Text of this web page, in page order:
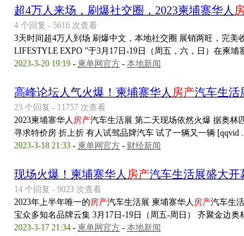
超4万人来场，刷爆社交圈，2023柬埔寨华人
4 个回复 - 5616 次查看
3天时间超4万人到场 刷爆中文，本地社交圈 展销两旺，完美
LIFESTYLE EXPO ”于3月17日-19日（周五，六，日）在柬埔
2023-3-20 19:19 - 柬单网官方 - 本地新闻
高峰论坛人气火爆！柬埔寨华人 房产汽车生活
23 个回复 - 11757 次查看
2023柬埔寨华人 房产汽车生活展 第二天现场依然火爆 据奥林
寻求特价房 折上折 有人试驾品牌汽车 试了一辆又一辆 [qqvid
2023-3-18 21:33 - 柬单网官方 - 财经新闻
现场火爆！柬埔寨华人 房产汽车生活展盛大开
14 个回复 - 9023 次查看
2023年上半年唯一的房产汽车生活展 柬埔寨华人 房产汽车生
宝众多知名品牌云集 3月17日-19日（周五-周日） 齐聚金边奥
2023-3-17 21:34 - 柬单网官方 - 本地新闻